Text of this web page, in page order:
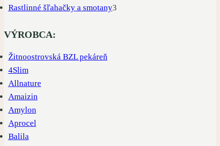
produkty
Rastlinné šľahačky a smotany33
VÝROBCA:
Žitnoostrovská BZL pekáreň
4Slim
Allnature
Amaizin
Amylon
Aprocel
Balila